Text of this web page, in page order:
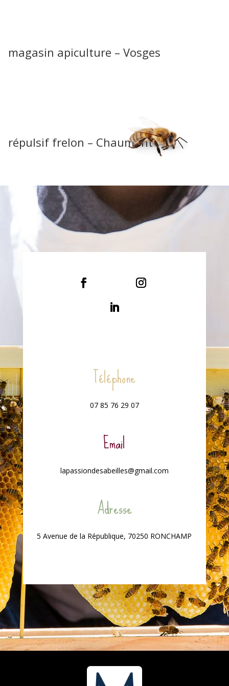
magasin apiculture – Vosges
répulsif frelon – Chaumont
Téléphone
07 85 76 29 07
Email
lapassiondesabeilles@gmail.com
Adresse
5 Avenue de la République, 70250 RONCHAMP